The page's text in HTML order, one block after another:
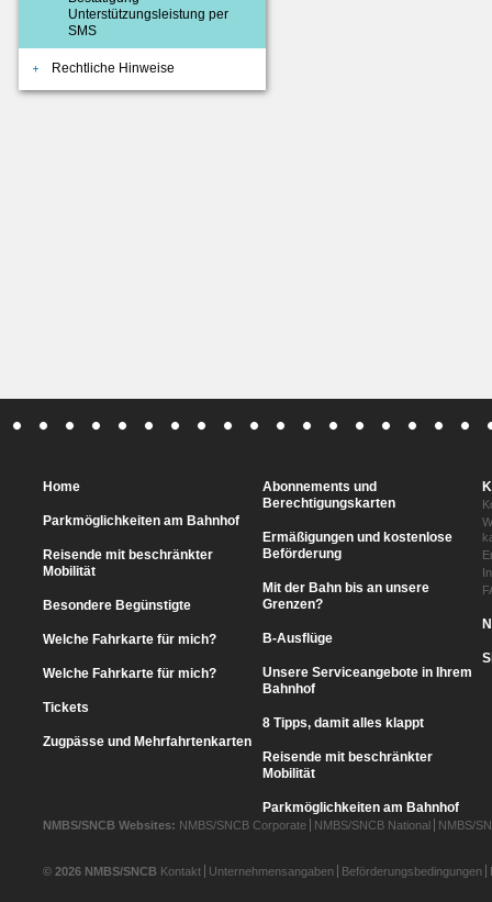
Unterstützungsleistung per
SMS
Rechtliche Hinweise
Home
Parkmöglichkeiten am Bahnhof
Reisende mit beschränkter
Mobilität
Besondere Begünstigte
Welche Fahrkarte für mich?
Welche Fahrkarte für mich?
Tickets
Zugpässe und Mehrfahrtenkarten
Abonnements und
Berechtigungskarten
Ermäßigungen und kostenlose
Beförderung
Mit der Bahn bis an unsere
Grenzen?
B-Ausflüge
Unsere Serviceangebote in Ihrem
Bahnhof
8 Tipps, damit alles klappt
Reisende mit beschränkter
Mobilität
Parkmöglichkeiten am Bahnhof
NMBS/SNCB Websites: NMBS/SNCB Corporate NMBS/SNCB National NMBS/
© 2026 NMBS/SNCB Kontakt Unternehmensangaben Beförderungsbedingungen